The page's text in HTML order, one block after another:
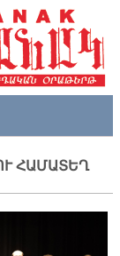
ՀԱՄԱՏԵՂ